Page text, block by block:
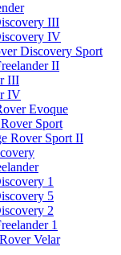
III
IV
Discovery Sport
II
III
IV
Evoque
Sport
Rover Sport II
1
5
2
1
Velar